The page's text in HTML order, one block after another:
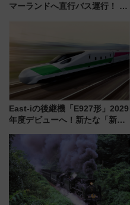
マーランドへ直行バス運行！ お
East-iの後継機「E927形」2029
年度デビューへ！新たな「新幹
説【JR東日本】